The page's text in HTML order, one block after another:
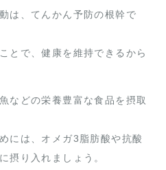
は、てんかん予防の根幹で
とで、健康を維持できるから
などの栄養豊富な食品を摂取
には、オメガ3脂肪酸や抗酸
摂り入れましょう。